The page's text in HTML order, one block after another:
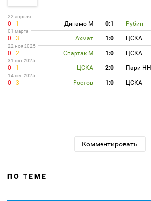
22 апреля
0 1 Динамо М 0:1 Рубин
01 марта
0 3 Ахмат 1:0 ЦСКА
22 ноя 2025
0 2 Спартак М 1:0 ЦСКА
31 окт 2025
0 1 ЦСКА 2:0 Пари НН
14 сен 2025
0 3 Ростов 1:0 ЦСКА
Комментировать
ПО ТЕМЕ